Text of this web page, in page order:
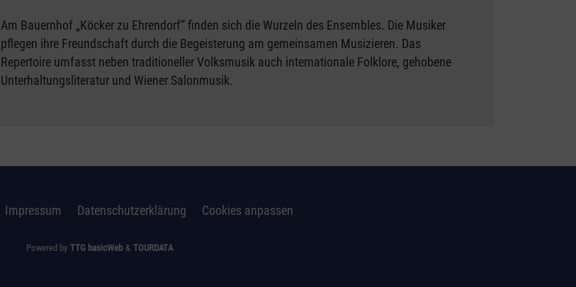
Am Bauernhof „Köcker zu Ehrendorf“ finden sich die Wurzeln des Ensembles. Die Musiker
pflegen ihre Freundschaft durch die Begeisterung am gemeinsamen Musizieren. Das
Repertoire umfasst neben traditioneller Volksmusik auch internationale Folklore, gehobene
Unterhaltungsliteratur und Wiener Salonmusik.
Impressum Datenschutzerklärung Cookies anpassen
Powered by TTG basicWeb & TOURDATA